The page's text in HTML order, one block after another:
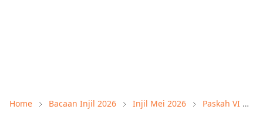
Home Bacaan Injil 2026 Injil Mei 2026 Paskah VI